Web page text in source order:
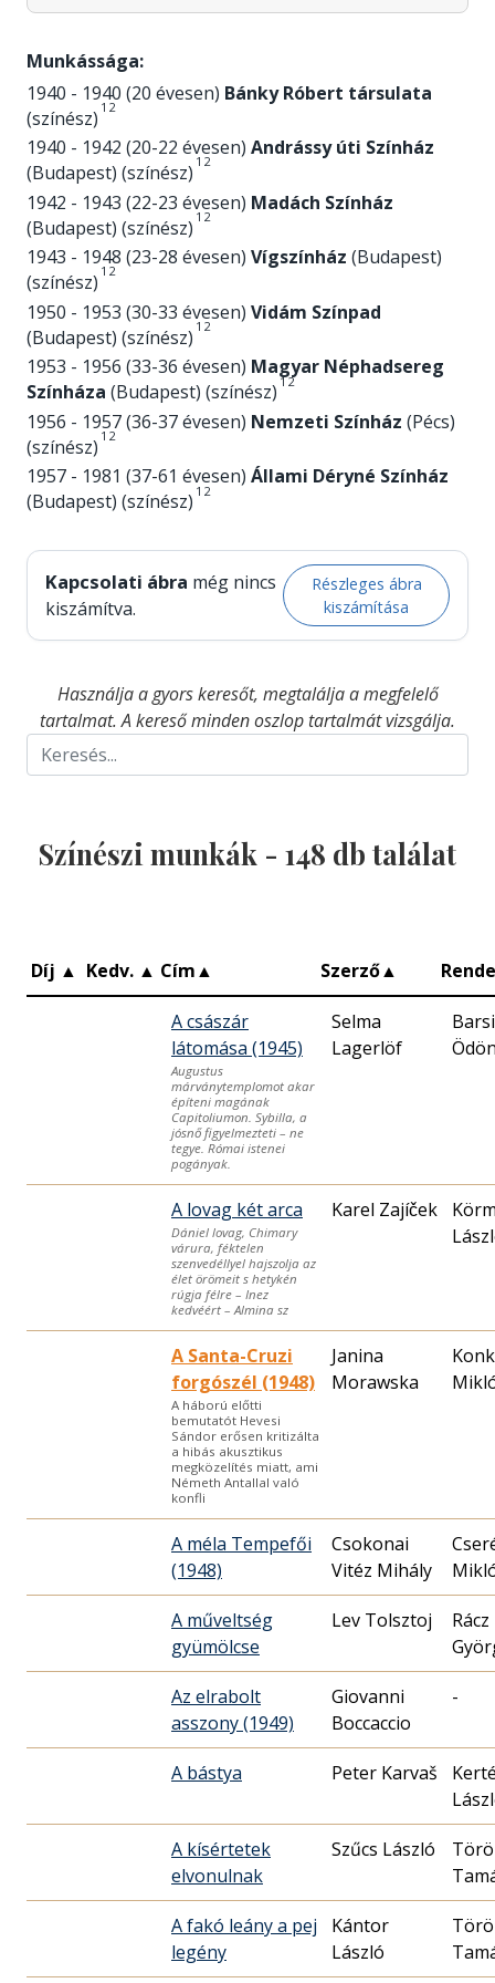
Munkássága:
1940 - 1940 (20 évesen) Bánky Róbert társulata
(színész) 1 2
1940 - 1942 (20-22 évesen) Andrássy úti Színház
(Budapest) (színész) 1 2
1942 - 1943 (22-23 évesen) Madách Színház
(Budapest) (színész) 1 2
1943 - 1948 (23-28 évesen) Vígszínház (Budapest)
(színész) 1 2
1950 - 1953 (30-33 évesen) Vidám Színpad
(Budapest) (színész) 1 2
1953 - 1956 (33-36 évesen) Magyar Néphadsereg
Színháza (Budapest) (színész) 12
1956 - 1957 (36-37 évesen) Nemzeti Színház (Pécs)
(színész) 1 2
1957 - 1981 (37-61 évesen) Állami Déryné Színház
(Budapest) (színész) 1 2
Kapcsolati ábra még nincs
kiszámítva.
Részleges ábra
kiszámítása
Használja a gyors keresőt, megtalálja a megfelelő
tartalmat. A kereső minden oszlop tartalmát vizsgálja.
Színészi munkák - 148 db találat
Díj ▲ Kedv. ▲ Cím▲ Szerző▲
A császár
látomása (1945)
Augustus
márványtemplomot akar
építeni magának
Capitoliumon. Sybilla, a
jósnő figyelmezteti – ne
tegye. Római istenei
pogányak.
Selma
Lagerlöf
Barsi
A lovag két arca
Dániel lovag, Chimary
várura, féktelen
szenvedéllyel hajszolja az
élet örömeit s hetykén
rúgja félre – Inez
kedvéért – Almina sz
Karel Zajíček
A Santa-Cruzi
forgószél (1948)
A háború előtti
bemutatót Hevesi
Sándor erősen kritizálta
a hibás akusztikus
megközelítés miatt, ami
Németh Antallal való
konfli
Janina
Morawska
A méla Tempefői
(1948)
Csokonai
Vitéz Mihály
A műveltség
gyümölcse
Lev Tolsztoj
Rácz
Az elrabolt
asszony (1949)
Giovanni
Boccaccio
-
A bástya Peter Karvaš
A kísértetek
elvonulnak
Szűcs László
A fakó leány a pej
legény
Kántor
László